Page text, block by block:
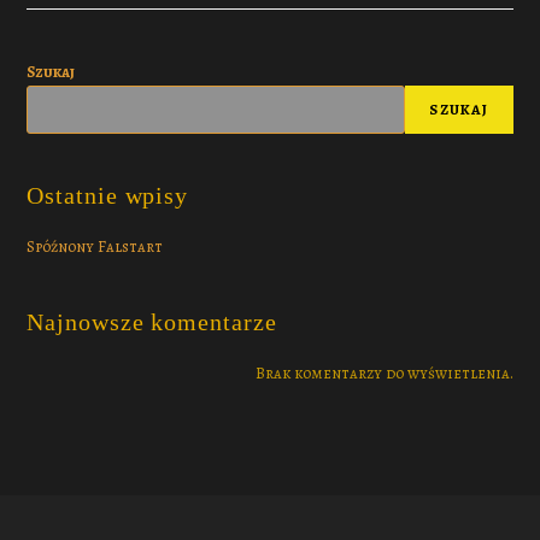
Szukaj
SZUKAJ
Ostatnie wpisy
Spóźnony Falstart
Najnowsze komentarze
Brak komentarzy do wyświetlenia.